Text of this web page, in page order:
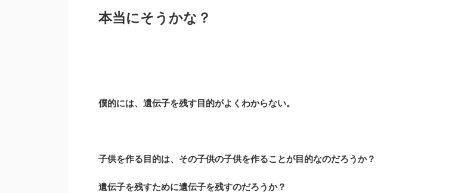
本当にそうかな？
僕的には、遺伝子を残す目的がよくわからない。
子供を作る目的は、その子供の子供を作ることが目的なのだろうか？
遺伝子を残すために遺伝子を残すのだろうか？